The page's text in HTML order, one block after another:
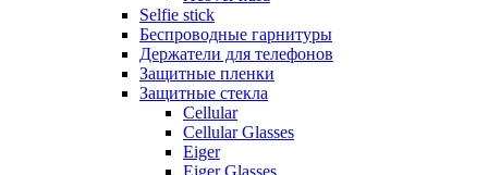
Selfie stick
Беспроводные гарнитуры
Держатели для телефонов
Защитные пленки
Защитные стекла
Cellular
Cellular Glasses
Eiger
Eiger Glasses